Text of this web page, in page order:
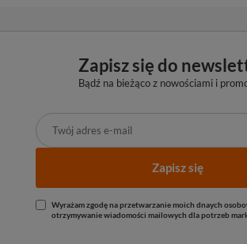
Zapisz się do
Bądź na bieżąco z nowościami i
Zapisz się
Wyrażam zgodę na przetwarzanie moich dnaych
otrzymywanie wiadomości mailowych dla potrzeb